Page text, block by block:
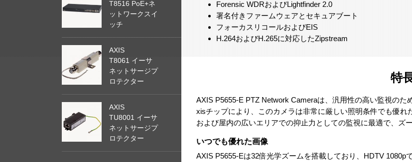
Forensic WDRおよびLightfinder 2.0
署名付きファームウェアとセキュアブート
フォーカスリコールおよびEIS
H.264およびH.265に対応したZipstream
特
AXIS P5655-E PTZ Network Cameraは、汎用性の高い監視の
xisチップにより、このカメラは非常に厳しい照明条件でも優
および屋内の広いエリアでの抑止力としての監視に最適で、ズ
いつでも優れた画像
AXIS P5655-Eは32倍光学ズームを搭載しており、HDTV
T8516 PoE+ネ
ットワークスイ
ッチ
AXIS
T8061 イーサ
ネットサージプ
ロテクター
AXIS
TU8001 イーサ
ネットサージプ
ロテクター